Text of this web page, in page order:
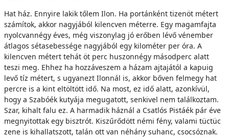
Hat ház. Ennyire lakik tőlem Ilon. Ha portánként tizenöt métert
számítok, akkor nagyjából kilencven méterre. Egy magamfajta
nyolcvannégy éves, még viszonylag jó erőben lévő vénember
átlagos sétasebessége nagyjából egy kilométer per óra. A
kilencven métert tehát öt perc huszonnégy másodperc alatt
teszi meg. Ehhez ha hozzáveszem a házam ajtajától a kapuig
levő tíz métert, s ugyanezt Ilonnál is, akkor bőven felmegy hat
percre is a kint eltöltött idő. Na most, ez idő alatt, azonkívül,
hogy a Szabóék kutyája megugatott, senkivel nem találkoztam.
Szar, kihalt falu ez. A harmadik háznál a Csatlós Pistáék pár éve
megnyitottak egy bisztrót. Kiszűrődött némi fény, valami tüctüc
zene is kihallatszott, talán ott van néhány suhanc, csocsóznak.